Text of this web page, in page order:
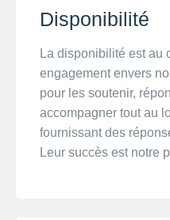
Disponibilité
La disponibilité est au
engagement envers
pour les soutenir,
accompagner tout au
fournissant des
Leur succès est notre